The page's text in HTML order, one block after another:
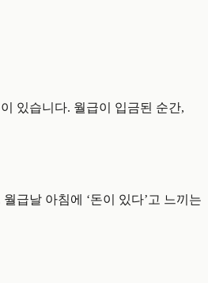
있습니다. 월급이 입금된 순간,
급날 아침에 ‘돈이 있다’고 느끼는